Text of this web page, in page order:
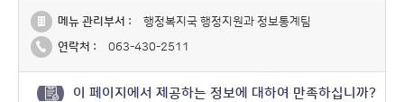
메뉴 관리부서 :
행정복지국 행정지원과 정보통계팀
연락처 :
063-430-2511
이 페이지에서 제공하는 정보에 대하여 만족하십니까?